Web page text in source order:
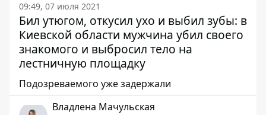
09:49, 07 июля 2021
Бил утюгом, откусил ухо и выбил зубы: в
Киевской области мужчина убил своего
знакомого и выбросил тело на
лестничную площадку
Подозреваемого уже задержали
Владлена Мачульская